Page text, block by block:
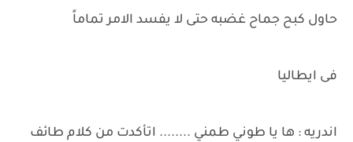
حاول كبح جماح غضبه حتى لا يفسد الامر تماماً
فى ايطاليا
اندريه : ها يا طوني طمني ........ اتأكدت من كلام طائف